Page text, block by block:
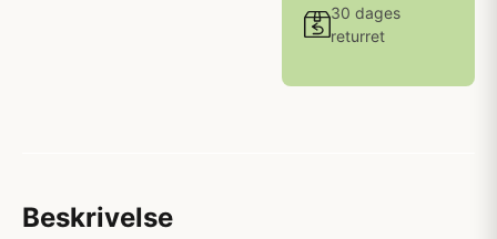
30 dages
returret
Beskrivelse